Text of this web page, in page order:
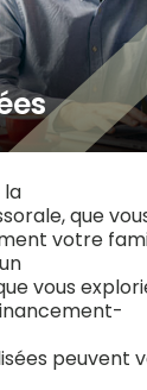
la
,que
votre
un
vous
peuvent